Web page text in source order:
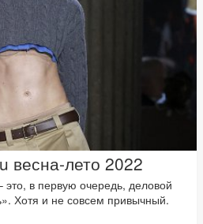
весна-лето 2022
в первую очередь, деловой
Хотя и не совсем привычный.